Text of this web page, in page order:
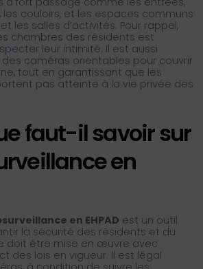
les couloirs, et les espaces communs
les salles d’activités. Pour rappel,
chambres des résidents est
leur intimité. Il est aussi
des caméras orientables pour couvrir
tout en garantissant que les
pas atteinte à la vie privée des
faut-il savoir sur
en
en EHPAD est un outil
la sécurité des résidents et du
doit être mise en œuvre avec
des lois en vigueur. Il est légal